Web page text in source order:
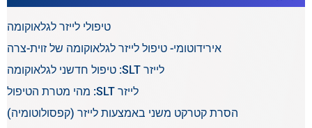
טיפולי לייזר לגלאוקומה
אירידוטומי- טיפול לייזר לגלאוקומה של זוית-צרה
לייזר SLT: טיפול חדשני לגלאוקומה
לייזר SLT: מהי מטרת הטיפול
הסרת קטרקט משני באמצעות לייזר (קפסולוטומיה)